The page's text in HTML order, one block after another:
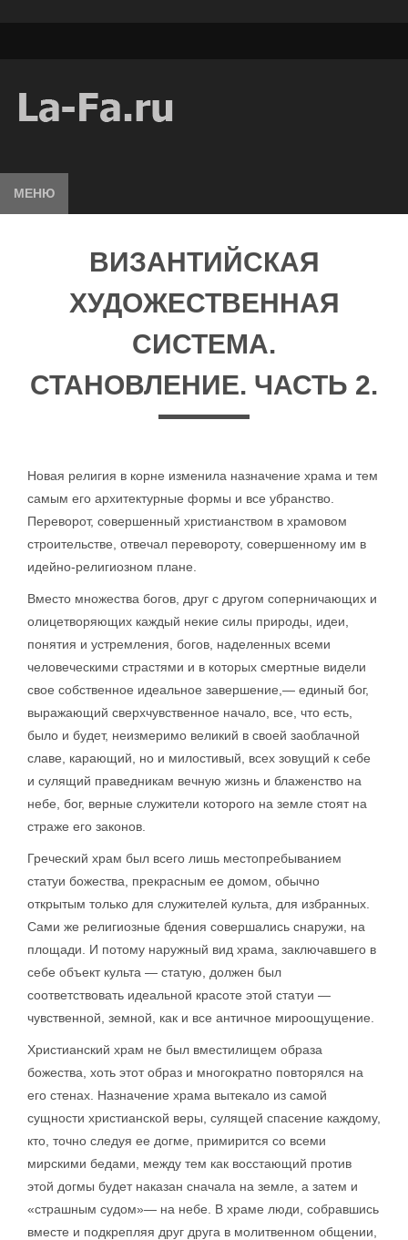
МЕНЮ
ВИЗАНТИЙСКАЯ
ХУДОЖЕСТВЕННАЯ
СИСТЕМА.
СТАНОВЛЕНИЕ. ЧАСТЬ 2.
Новая религия в корне изменила назначение храма и тем
самым его архитектурные формы и все убранство.
Переворот, совершенный христианством в храмовом
строительстве, отвечал перевороту, совершенному им в
идейно-религиозном плане.
Вместо множества богов, друг с другом соперничающих и
олицетворяющих каждый некие силы природы, идеи,
понятия и устремления, богов, наделенных всеми
человеческими страстями и в которых смертные видели
свое собственное идеальное завершение,— единый бог,
выражающий сверхчувственное начало, все, что есть,
было и будет, неизмеримо великий в своей заоблачной
славе, карающий, но и милостивый, всех зовущий к себе
и сулящий праведникам вечную жизнь и блаженство на
небе, бог, верные служители которого на земле стоят на
страже его законов.
Греческий храм был всего лишь местопребыванием
статуи божества, прекрасным ее домом, обычно
открытым только для служителей культа, для избранных.
Сами же религиозные бдения совершались снаружи, на
площади. И потому наружный вид храма, заключавшего в
себе объект культа — статую, должен был
соответствовать идеальной красоте этой статуи —
чувственной, земной, как и все античное мироощущение.
Христианский храм не был вместилищем образа
божества, хоть этот образ и многократно повторялся на
его стенах. Назначение храма вытекало из самой
сущности христианской веры, сулящей спасение каждому,
кто, точно следуя ее догме, примирится со всеми
мирскими бедами, между тем как восстающий против
этой догмы будет наказан сначала на земле, а затем и
«страшным судом»— на небе. В храме люди, собравшись
вместе и подкрепляя друг друга в молитвенном общении,